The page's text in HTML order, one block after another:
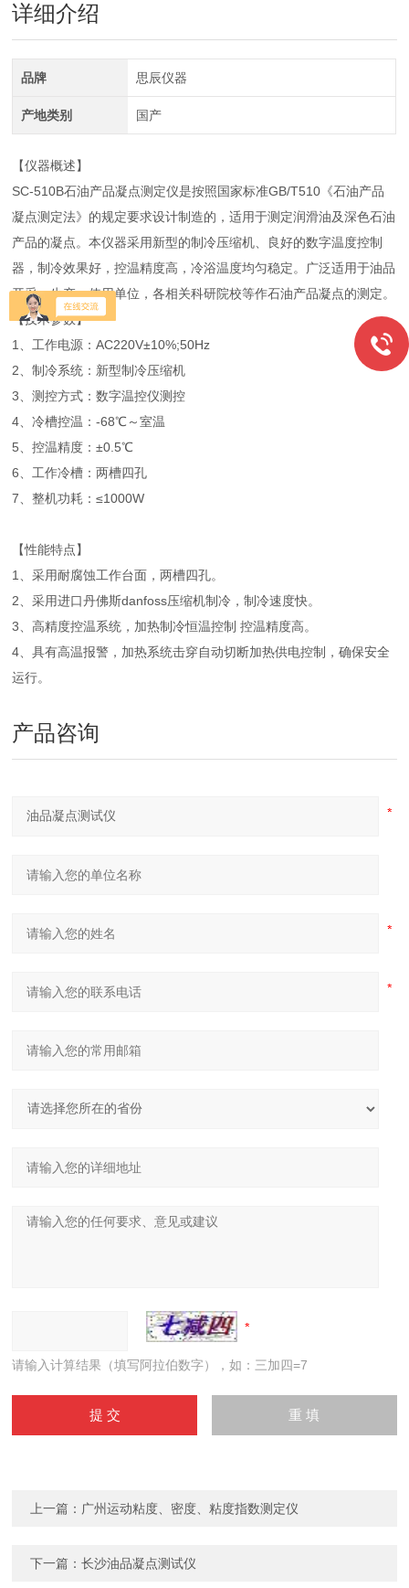
详细介绍
品牌 思辰仪器
产地类别 国产
【仪器概述】
SC-510B石油产品凝点测定仪是按照国家标准GB/T510《石油产品
凝点测定法》的规定要求设计制造的，适用于测定润滑油及深色石油
产品的凝点。本仪器采用新型的制冷压缩机、良好的数字温度控制
器，制冷效果好，控温精度高，冷浴温度均匀稳定。广泛适用于油品
开采、生产、使用单位，各相关科研院校等作石油产品凝点的测定。
【技术参数】
1、工作电源：AC220V±10%;50Hz
2、制冷系统：新型制冷压缩机
3、测控方式：数字温控仪测控
4、冷槽控温：-68℃～室温
5、控温精度：±0.5℃
6、工作冷槽：两槽四孔
7、整机功耗：≤1000W
【性能特点】
1、采用耐腐蚀工作台面，两槽四孔。
2、采用进口丹佛斯danfoss压缩机制冷，制冷速度快。
3、高精度控温系统，加热制冷恒温控制 控温精度高。
4、具有高温报警，加热系统击穿自动切断加热供电控制，确保安全
运行。
产品咨询
请输入计算结果（填写阿拉伯数字），如：三加四=7
上一篇： 广州运动粘度、密度、粘度指数测定仪
下一篇：长沙油品凝点测试仪